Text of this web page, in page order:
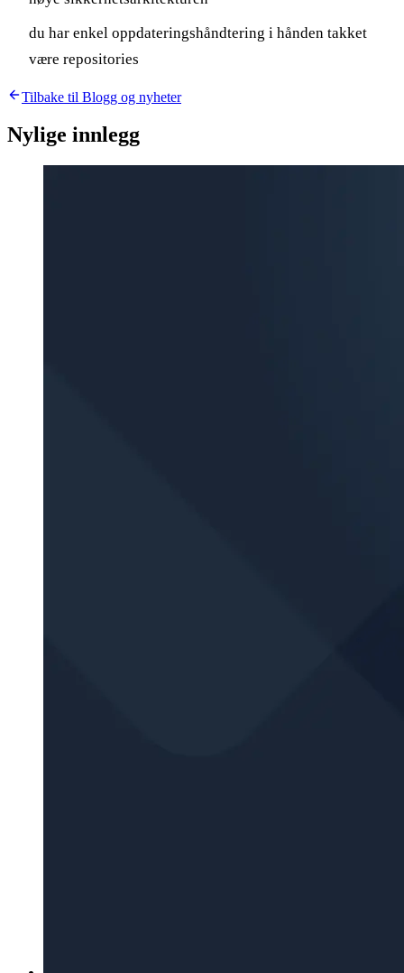
du har enkel oppdateringshåndtering i hånden takket
være repositories
Tilbake til Blogg og nyheter
Nylige innlegg